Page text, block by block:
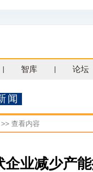
智库 论坛
闻
>> 查看内容
业减少产